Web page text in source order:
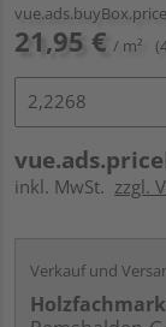
21,95 € / m²
inkl. MwSt. zzgl.
Verkauf und